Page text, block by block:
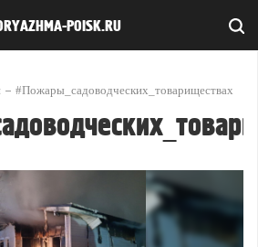
POISK.RU
#Пожары_садоводческих_товариществах